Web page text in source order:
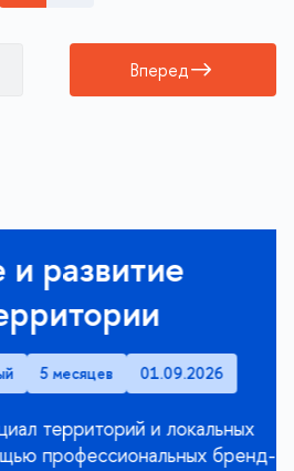
Вперед
развитие
5 месяцев 01.09.2026
территорий и локальных
профессиональных бренд-